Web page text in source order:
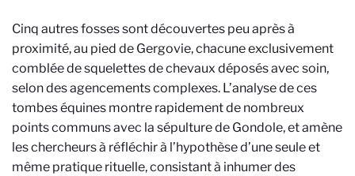
Cinq autres fosses sont découvertes peu après à
proximité, au pied de Gergovie, chacune exclusivement
comblée de squelettes de chevaux déposés avec soin,
selon des agencements complexes. L’analyse de ces
tombes équines montre rapidement de nombreux
points communs avec la sépulture de Gondole, et amène
les chercheurs à réfléchir à l’hypothèse d’une seule et
même pratique rituelle, consistant à inhumer des